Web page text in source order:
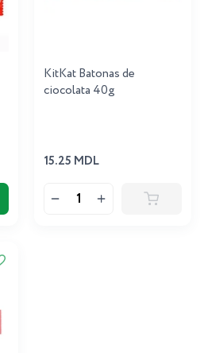
KitKat Batonas de
ciocolata 40g
15.25 MDL